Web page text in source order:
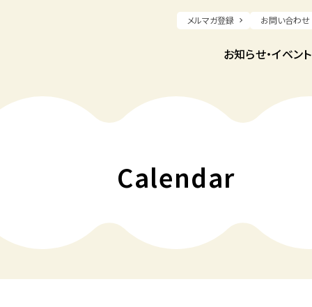
メルマガ登録 お問い合わせ
お知らせ・イベント
Calendar